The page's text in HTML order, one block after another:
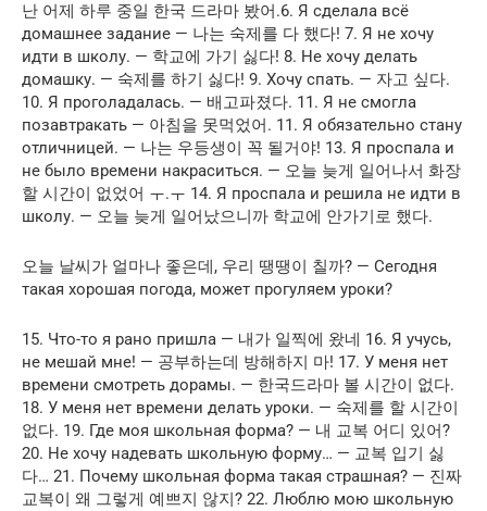
난 어제 하루 중일 한국 드라마 봤어.6. Я сделала всё
домашнее задание — 나는 숙제를 다 했다! 7. Я не хочу
идти в школу. — 학교에 가기 싫다! 8. Не хочу делать
домашку. — 숙제를 하기 싫다! 9. Хочу спать. — 자고 싶다.
10. Я проголадалась. — 배고파졌다. 11. Я не смогла
позавтракать — 아침을 못먹었어. 11. Я обязательно стану
отличницей. — 나는 우등생이 꼭 될거야! 13. Я проспала и
не было времени накраситься. — 오늘 늦게 일어나서 화장
할 시간이 없었어 ㅜ.ㅜ 14. Я проспала и решила не идти в
школу. — 오늘 늦게 일어났으니까 학교에 안가기로 했다.
오늘 날씨가 얼마나 좋은데, 우리 땡땡이 칠까? — Сегодня
такая хорошая погода, может прогуляем уроки?
15. Что-то я рано пришла — 내가 일찍에 왔네 16. Я учусь,
не мешай мне! — 공부하는데 방해하지 마! 17. У меня нет
времени смотреть дорамы. — 한국드라마 볼 시간이 없다.
18. У меня нет времени делать уроки. — 숙제를 할 시간이
없다. 19. Где моя школьная форма? — 내 교복 어디 있어?
20. Не хочу надевать школьную форму… — 교복 입기 싫
다… 21. Почему школьная форма такая страшная? — 진짜
교복이 왜 그렇게 예쁘지 않지? 22. Люблю мою школьную